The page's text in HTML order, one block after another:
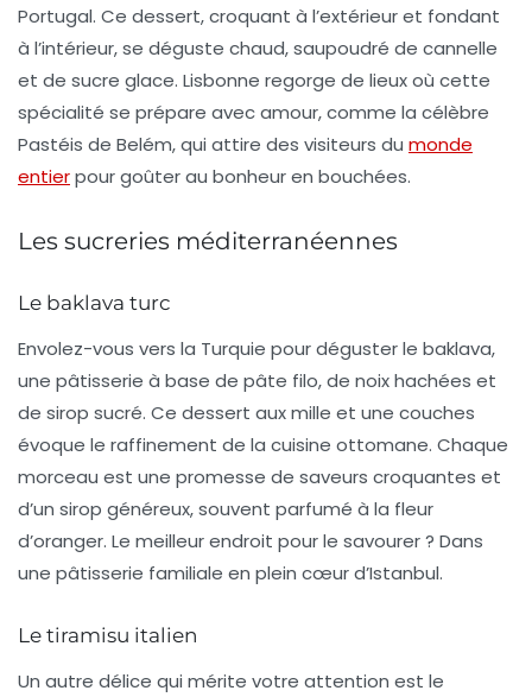
Portugal. Ce dessert, croquant à l’extérieur et fondant
à l’intérieur, se déguste chaud, saupoudré de cannelle
et de sucre glace. Lisbonne regorge de lieux où cette
spécialité se prépare avec amour, comme la célèbre
Pastéis de Belém, qui attire des visiteurs du monde
entierpour goûter au bonheur en bouchées.
Les sucreries méditerranéennes
Le baklava turc
Envolez-vous vers la Turquie pour déguster le baklava,
une pâtisserie à base de pâte filo, de noix hachées et
de sirop sucré. Ce dessert aux mille et une couches
évoque le raffinement de la cuisine ottomane. Chaque
morceau est une promesse de saveurs croquantes et
d’un sirop généreux, souvent parfumé à la fleur
d’oranger. Le meilleur endroit pour le savourer ? Dans
une pâtisserie familiale en plein cœur d’Istanbul.
Le tiramisu italien
Un autre délice qui mérite votre attention est le